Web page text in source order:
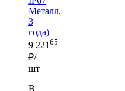
Металл,
3
года)
9 221 65
₽/
шт
В